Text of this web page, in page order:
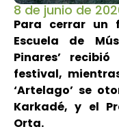
8 de junio de
Para cerrar un
Escuela de
Pinares’
festival,
‘Artelago’ se
Karkadé, y el
Orta.